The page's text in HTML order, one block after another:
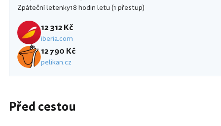
Zpáteční letenky18 hodin letu (1 přestup)
12 312 Kč
iberia.com
12 790 Kč
pelikan.cz
Před cestou